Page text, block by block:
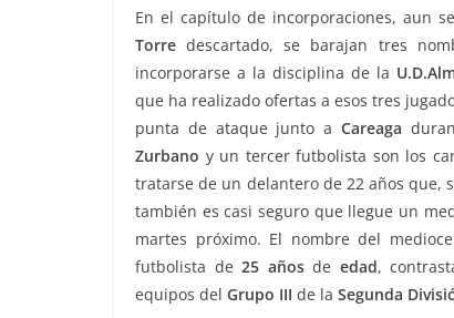
En el capítulo de incorporaciones, aun
Torre descartado, se barajan tres
incorporarse a la disciplina de la
que ha realizado ofertas a esos tres
punta de ataque junto a Careaga
Zurbano y un tercer futbolista son los
tratarse de un delantero de 22 años que,
también es casi seguro que llegue un
martes próximo. El nombre del
futbolista de25 añosde edad,
equipos del Grupo III de la Segunda